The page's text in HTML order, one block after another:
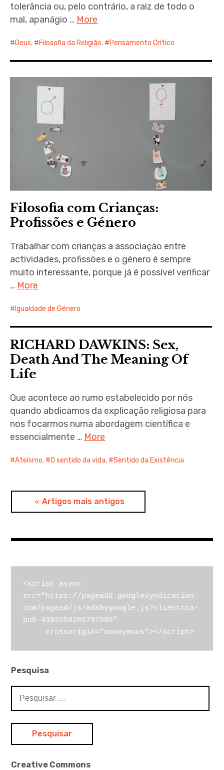
tolerância ou, pelo contrário, a raiz de todo o
mal, apanágio … More
Deus, Filosofia da Religião, Pensamento Crítico
Filosofia com Crianças:
Profissões e Género
Trabalhar com crianças a associação entre
actividades, profissões e o género é sempre
muito interessante, porque já é possível verificar
… More
Igualdade de Género
RICHARD DAWKINS: Sex,
Death And The Meaning Of
Life
Que acontece ao rumo estabelecido por nós
quando abdicamos da explicação religiosa para
nos focarmos numa abordagem científica e
essencialmente … More
Ateísmo, O sentido da vida, Sentido da Existência
Navegação
artigos
Artigos mais antigos
<script async
src="https://pagead2.googlesyndication.
com/pagead/js/adsbygoogle.js?client=ca-
pub-4392558285797506"
     crossorigin="anonymous"></script>
Pesquisa
por:
Creative Commons